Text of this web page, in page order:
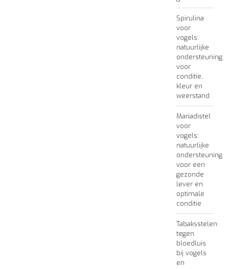
Spirulina
voor
vogels:
natuurlijke
ondersteuning
voor
conditie,
kleur en
weerstand
Mariadistel
voor
vogels:
natuurlijke
ondersteuning
voor een
gezonde
lever en
optimale
conditie
Tabaksstelen
tegen
bloedluis
bij vogels
en